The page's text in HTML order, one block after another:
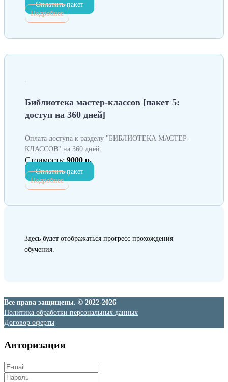
Оплатить пакет
Подробнее
Библиотека мастер-классов [пакет 5:
доступ на 360 дней]
Оплата доступа к разделу "БИБЛИОТЕКА МАСТЕР-
КЛАССОВ" на 360 дней.
Стоимость: 9000 р.
Оплатить пакет
Подробнее
Здесь будет отображаться прогресс прохождения
обучения.
Все права защищены. © 2022-2026
Политика обработки персональных данных
Договор оферты
Авторизация